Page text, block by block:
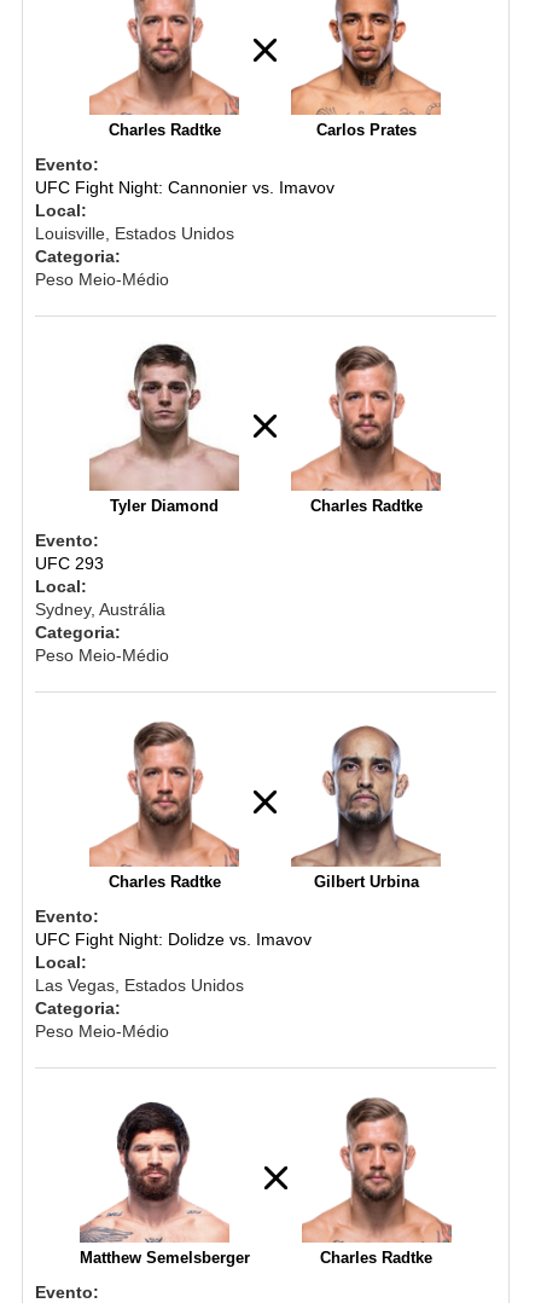
Charles Radtke Carlos Prates
Evento:
UFC Fight Night: Cannonier vs. Imavov
Local:
Louisville, Estados Unidos
Categoria:
Peso Meio-Médio
Tyler Diamond Charles Radtke
Evento:
UFC 293
Local:
Sydney, Austrália
Categoria:
Peso Meio-Médio
Charles Radtke Gilbert Urbina
Evento:
UFC Fight Night: Dolidze vs. Imavov
Local:
Las Vegas, Estados Unidos
Categoria:
Peso Meio-Médio
Matthew Semelsberger Charles Radtke
Evento: